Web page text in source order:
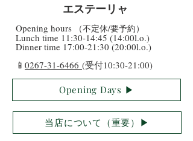
​エステーリャ
​Opening hours （不定休/要予約）
​Lunch time 11:30-14:45 (14:00l.o.)
Dinner time 17:00-21:30 (20:00l.o.)
​📱 0267-31-6466 (受付10:30-21:00)
Opening Days ▶︎
当店について（重要）▶︎